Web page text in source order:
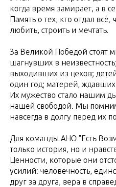
когда время замирает, а в
Память о тех, кто отдал
любить, строить и мечтать.
За Великой Победой стоят
шагнувших в
выходивших из цехов;
один год; матерей, ждавших
Их мужество стало нашим
нашей свободой. Мы
навсегда в долгу перед их
Для команды АНО "Есть
только история, но и
Ценности, которые они
усилий: человечность,
друг за друга, вера в